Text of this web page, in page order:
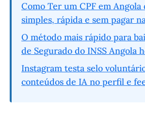
Como Ter um CPF em Angola
simples, rápida e sem pagar
O método mais rápido para
de Segurado do INSS Angola
Instagram testa selo
conteúdos de IA no perfil e